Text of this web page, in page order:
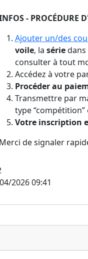
- PROCÉDURE
Ajouter un/des
voile, la sériedans
consulter à tout
Accédez à votre
Procéder au
Transmettre par
type
Votre inscription
Merci de signaler
2026 09:41